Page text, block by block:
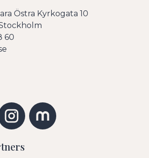
Östra Kyrkogata 10
Stockholm
60